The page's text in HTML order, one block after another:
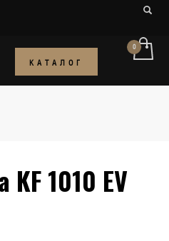
КАТАЛОГ
1010 EV